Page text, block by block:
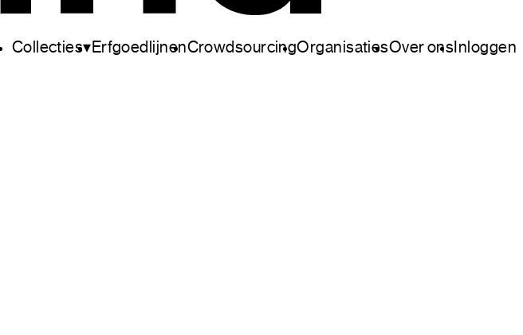
Collecties ErfgoedlijnenCrowdsourcingOrganisatiesOver ons Inloggen